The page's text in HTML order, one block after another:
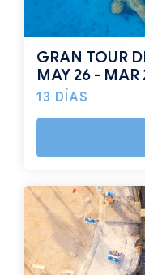
GRAN TOUR
MAY 26 - MAR
13 DÍAS